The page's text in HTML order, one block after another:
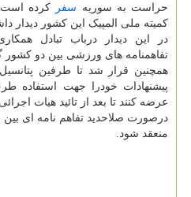
حراست به سوریه سفر
کرده
کمیته ملی المپیک این کشور دیدار
در این دیدار درباب تبادل
تفاهمنامه های ورزشی بین دو کشور
همچنین قرار شد تا طرفین
پیشنهادات خودرا جهت استفاده
عرضه کنند تا بعد از تائید هیات
درصورت صلاحدید تفاهم نامه ای
منعقد شود.